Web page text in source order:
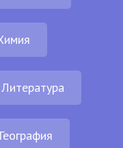
Литература
География